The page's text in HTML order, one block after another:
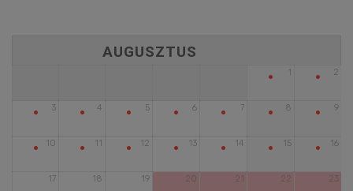
1
• 2
•
3
• 4
• 5
• 6
• 7
• 8
• 9
•
10
• 11
• 12
• 13
• 14
• 15
• 16
•
17 18 19 20 21 22 23